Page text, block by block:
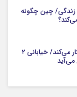
چین چگونه
تروا چهره رومی خود را آشکار می‌کند/ خیابانی ۲
می‌آید